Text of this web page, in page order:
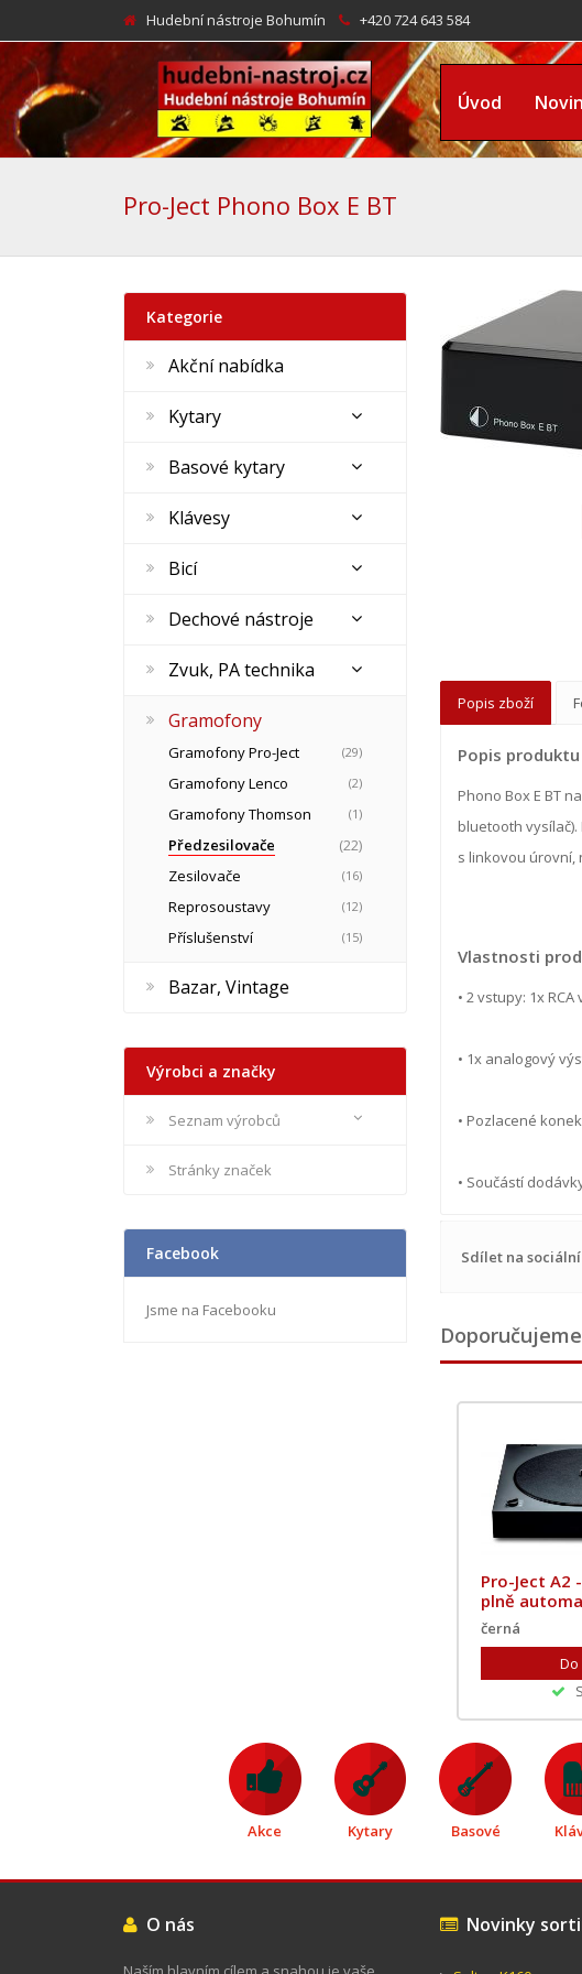
Hudební nástroje Bohumín +420 724 643 584
Úvod
Pro-Ject Phono Box E BT
Popis zboží
Popis produktu
Phono Box E BT
bluetooth
s linkovou úrovní,
Vlastnosti
• 2 vstupy: 1x
• 1x analogový
• Pozlacené
• Součástí
Sdílet na
Doporučujeme
Pro-Ject A2
plně
černá
Kategorie
Akční nabídka
Kytary
Basové kytary
Klávesy
Bicí
Dechové nástroje
Zvuk, PA technika
Gramofony
Gramofony Pro-Ject (29)
Gramofony Lenco (2)
Gramofony Thomson (1)
Předzesilovače
(22)
Zesilovače
(16)
Reprosoustavy (12)
Příslušenství (15)
Bazar, Vintage
Výrobci a značky
Seznam výrobců
Stránky značek
Facebook
Jsme na Facebooku
Akce Kytary Basové
O nás Novinky